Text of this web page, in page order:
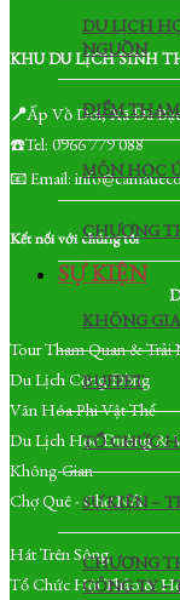
DU LỊCH
NGUỒN
ĐIỂM
MÔN HỌC
CHƯƠNG
SỰ KIỆN
KHÔNG
BUFFET
TỔ CHỨC
SỰ KIỆN –
CHƯƠNG
CÔNG TY –
KHU DU LỊCH SINH
📍Ấp Vồ Dơi, Xã Đá
☎️Tel: 0966 779 088
📧 Email:
Kết nối với chúng tôi
Tour Tham Quan & Trải
Du Lịch Cộng Đồng
Văn Hóa Phi Vật Thể
Du Lịch Học Đường &
Không Gian
Chợ Quê - Chợ Nổi
Hát Trên Sông
Tổ Chức Hội Thảo &